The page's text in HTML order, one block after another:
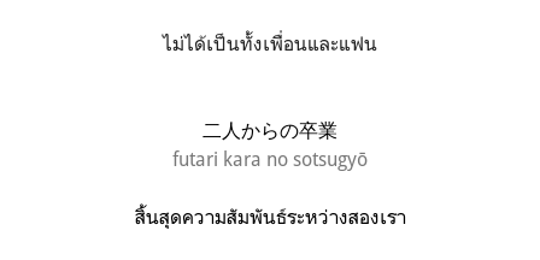
ไม่ได้เป็นทั้งเพื่อนและแฟน
二人からの卒業
futari kara no sotsugyō
สิ้นสุดความสัมพันธ์ระหว่างสองเรา